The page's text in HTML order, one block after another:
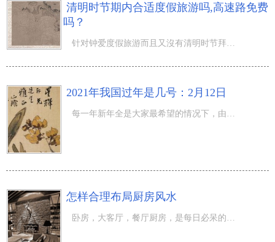
清明时节期内合适度假旅游吗,高速路免费
吗？
2021年我国过年是几号：2月12日
怎样合理布局厨房风水